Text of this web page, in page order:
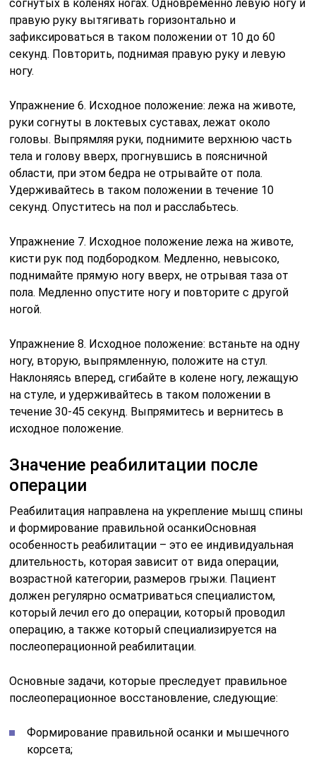
согнутых в коленях ногах. Одновременно левую ногу и
правую руку вытягивать горизонтально и
зафиксироваться в таком положении от 10 до 60
секунд. Повторить, поднимая правую руку и левую
ногу.
Упражнение 6. Исходное положение: лежа на животе,
руки согнуты в локтевых суставах, лежат около
головы. Выпрямляя руки, поднимите верхнюю часть
тела и голову вверх, прогнувшись в поясничной
области, при этом бедра не отрывайте от пола.
Удерживайтесь в таком положении в течение 10
секунд. Опуститесь на пол и расслабьтесь.
Упражнение 7. Исходное положение лежа на животе,
кисти рук под подбородком. Медленно, невысоко,
поднимайте прямую ногу вверх, не отрывая таза от
пола. Медленно опустите ногу и повторите с другой
ногой.
Упражнение 8. Исходное положение: встаньте на одну
ногу, вторую, выпрямленную, положите на стул.
Наклоняясь вперед, сгибайте в колене ногу, лежащую
на стуле, и удерживайтесь в таком положении в
течение 30-45 секунд. Выпрямитесь и вернитесь в
исходное положение.
Значение реабилитации после
операции
Реабилитация направлена на укрепление мышц спины
и формирование правильной осанкиОсновная
особенность реабилитации – это ее индивидуальная
длительность, которая зависит от вида операции,
возрастной категории, размеров грыжи. Пациент
должен регулярно осматриваться специалистом,
который лечил его до операции, который проводил
операцию, а также который специализируется на
послеоперационной реабилитации.
Основные задачи, которые преследует правильное
послеоперационное восстановление, следующие:
Формирование правильной осанки и мышечного
корсета;